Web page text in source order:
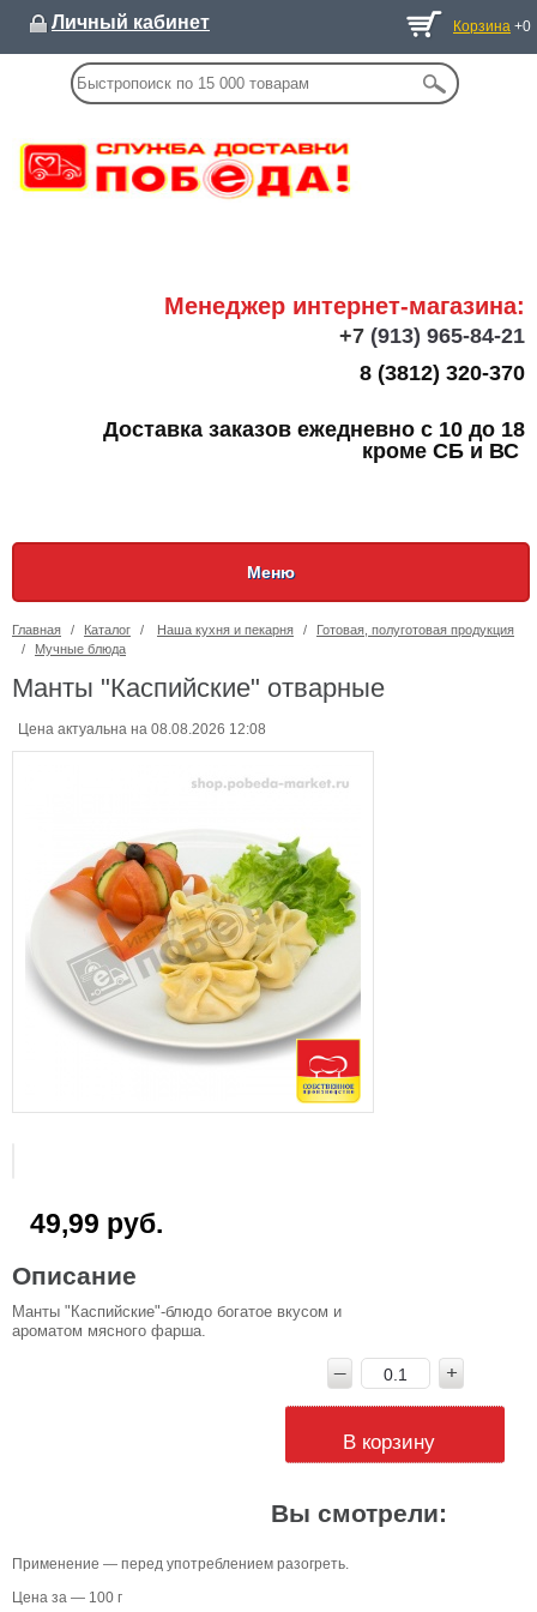
Личный кабинет Корзина +0
Менеджер интернет-магазина:
+7 (913) 965-84-21
8 (3812) 320-370
Доставка заказов ежедневно с 10 до 18
кроме СБ и ВС
Меню
Главная / Каталог / Наша кухня и пекарня /
Готовая, полуготовая продукция
/
Мучные блюда
Манты "Каспийские" отварные
Цена актуальна на 08.08.2026 12:08
49,99 руб.
Описание
Манты "Каспийские"-блюдо богатое вкусом и
ароматом мясного фарша.
В корзину
Вы смотрели:
Применение — перед употреблением разогреть.
Цена за — 100 г